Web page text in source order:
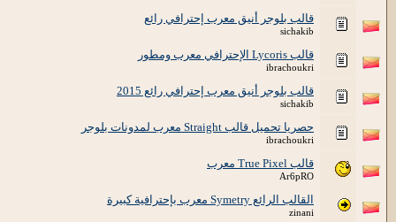
قالب بلوجر أنيق معرب إحترافي رائع
sichakib
قالب Lycoris الإحترافي معرب ومطور
ibrachoukri
قالب بلوجر أنيق معرب إحترافي رائع 2015
sichakib
حصريا تحميل قالب Straight معرب لمدونات بلوجر
ibrachoukri
قالب True Pixel معرب
Ar6pRO
القالب الرائع Symetry معرب بإحترافية كبيرة
zinani